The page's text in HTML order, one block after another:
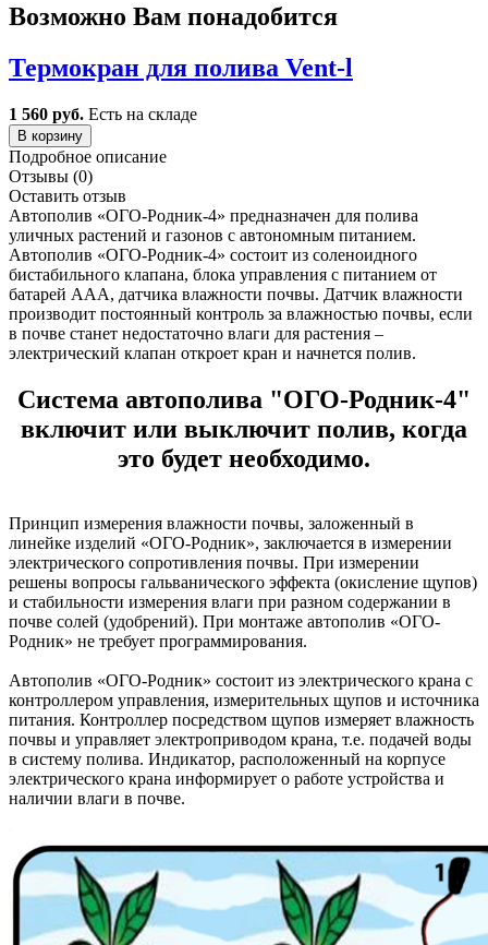
Возможно Вам понадобится
Термокран для полива Vent-l
1 560 руб. Есть на складе
В корзину
Подробное описание
Отзывы (0)
Оставить отзыв
Автополив «ОГО-Родник-4» предназначен для полива
уличных растений и газонов с автономным питанием.
Автополив «ОГО-Родник-4» состоит из соленоидного
бистабильного клапана, блока управления с питанием от
батарей ААА, датчика влажности почвы. Датчик влажности
производит постоянный контроль за влажностью почвы, если
в почве станет недостаточно влаги для растения –
электрический клапан откроет кран и начнется полив.
Система автополива "ОГО-Родник-4"
включит или выключит полив, когда
это будет необходимо.
Принцип измерения влажности почвы, заложенный в
линейке изделий «ОГО-Родник», заключается в измерении
электрического сопротивления почвы. При измерении
решены вопросы гальванического эффекта (окисление щупов)
и стабильности измерения влаги при разном содержании в
почве солей (удобрений). При монтаже автополив «ОГО-
Родник» не требует программирования.
Автополив «ОГО-Родник» состоит из электрического крана с
контроллером управления, измерительных щупов и источника
питания. Контроллер посредством щупов измеряет влажность
почвы и управляет электроприводом крана, т.е. подачей воды
в систему полива. Индикатор, расположенный на корпусе
электрического крана информирует о работе устройства и
наличии влаги в почве.